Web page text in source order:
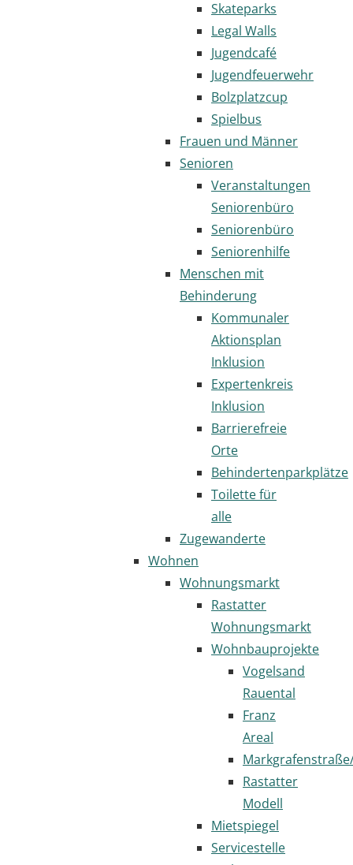
Skateparks
Legal Walls
Jugendcafé
Jugendfeuerwehr
Bolzplatzcup
Spielbus
Frauen und Männer
Senioren
Veranstaltungen
Seniorenbüro
Seniorenbüro
Seniorenhilfe
Menschen mit
Behinderung
Kommunaler
Aktionsplan
Inklusion
Expertenkreis
Inklusion
Barrierefreie
Orte
Behindertenparkplätze
Toilette für
alle
Zugewanderte
Wohnen
Wohnungsmarkt
Rastatter
Wohnungsmarkt
Wohnbauprojekte
Vogelsand
Rauental
Franz
Areal
Rastatter
Modell
Mietspiegel
Servicestelle